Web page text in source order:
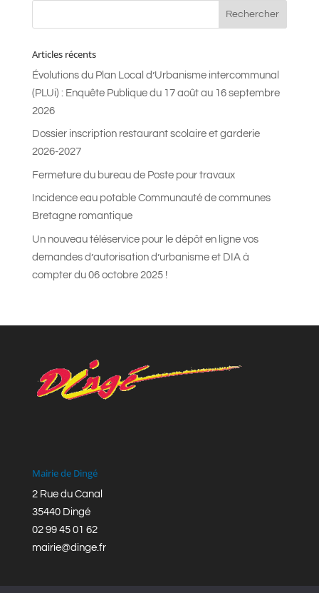
Articles récents
Évolutions du Plan Local d’Urbanisme intercommunal
(PLUi) : Enquête Publique du 17 août au 16 septembre
2026
Dossier inscription restaurant scolaire et garderie
2026-2027
Fermeture du bureau de Poste pour travaux
Incidence eau potable Communauté de communes
Bretagne romantique
Un nouveau téléservice pour le dépôt en ligne vos
demandes d’autorisation d’urbanisme et DIA à
compter du 06 octobre 2025 !
Mairie de Dingé
2 Rue du Canal
35440 Dingé
02 99 45 01 62
mairie@dinge.fr